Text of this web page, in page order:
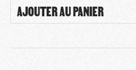
AJOUTER AU PANIER